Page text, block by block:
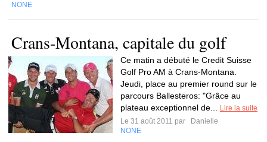
NONE
Crans-Montana, capitale du golf
Ce matin a débuté le Credit Suisse
Golf Pro AM à Crans-Montana.
Jeudi, place au premier round sur le
parcours Ballesteros: "Grâce au
plateau exceptionnel de...
Lire la suite
Le 31 août 2011 par
Danielle
NONE